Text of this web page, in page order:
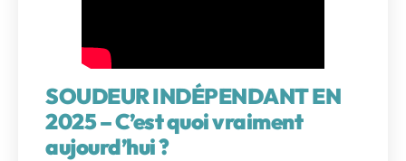
SOUDEUR INDÉPENDANT EN
2025 – C’est quoi vraiment
aujourd’hui ?